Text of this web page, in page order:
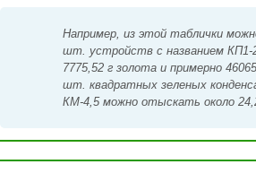
Например, из этой таблички
шт. устройств с названием КП1-
7775,52 г золота и примерно
шт. квадратных зеленых
КМ-4,5 можно отыскать около